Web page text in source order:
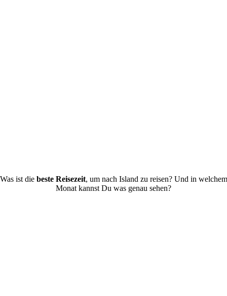
Was ist die beste Reisezeit, um nach Island zu reisen? Und in welchem
Monat kannst Du was genau sehen?